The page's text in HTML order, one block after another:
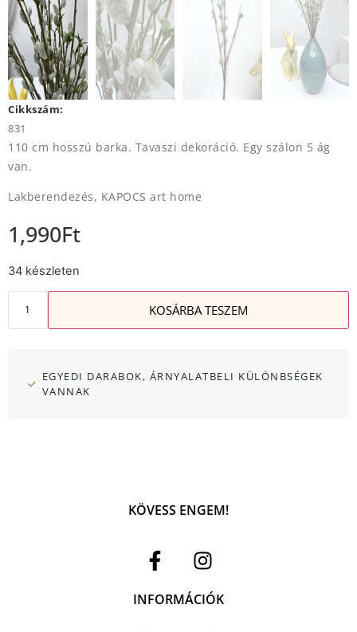
Cikkszám:
831
110 cm hosszú barka. Tavaszi dekoráció. Egy szálon 5 ág
van.
Lakberendezés, KAPOCS art home
1,990Ft
34 készleten
KOSÁRBA TESZEM
EGYEDI DARABOK, ÁRNYALATBELI KÜLÖNBSÉGEK
VANNAK
KÖVESS ENGEM!
INFORMÁCIÓK